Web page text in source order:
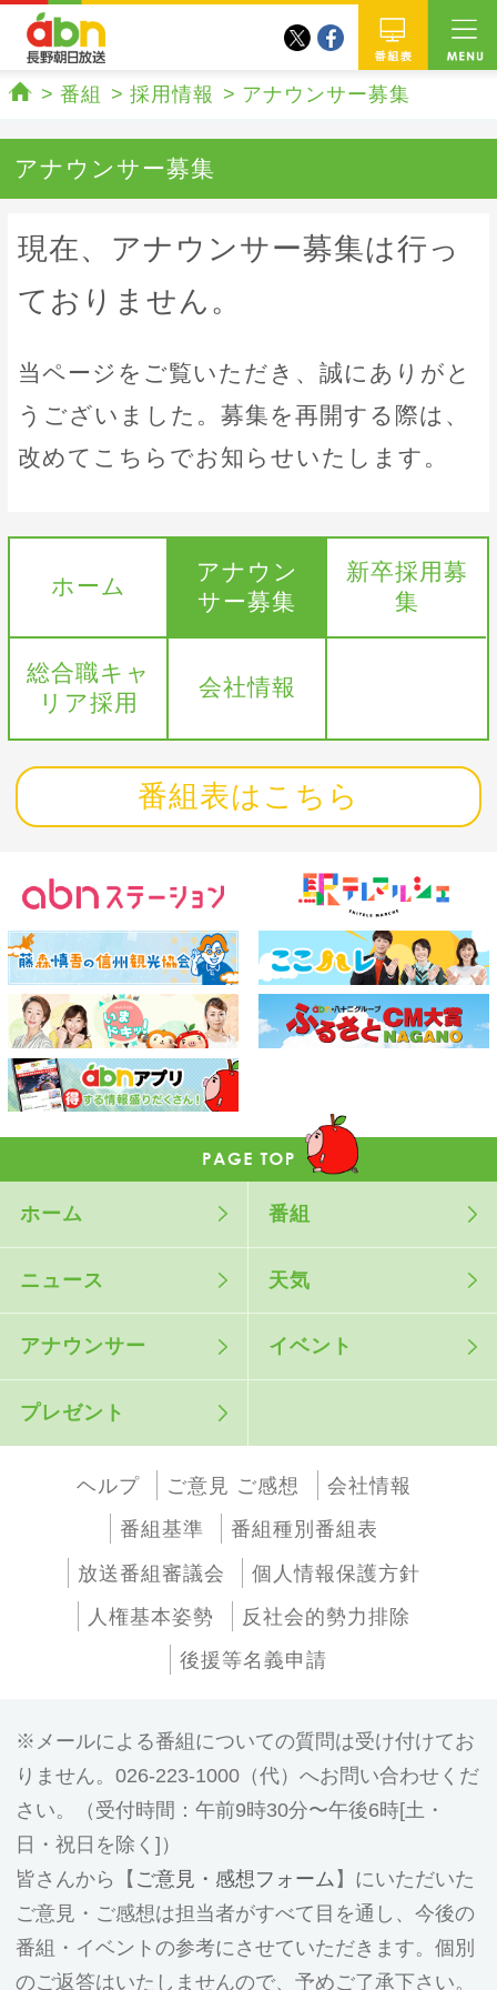
twitterfacebook
番組 採用情報 アナウンサー募集
アナウンサー募集
現在、アナウンサー募集は行っ
ておりません。
当ページをご覧いただき、誠にありがと
うございました。募集を再開する際は、
改めてこちらでお知らせいたします。
ホーム
アナウン
サー募集
新卒採用募
集
総合職キャ
リア採用
会社情報
番組表はこちら
ホーム 番組
ニュース 天気
アナウンサー イベント
プレゼント
ヘルプ ご意見 ご感想
会社情報
番組基準
番組種別番組表
放送番組審議会
個人情報保護方針
人権基本姿勢
反社会的勢力排除
後援等名義申請
メールによる番組についての質問は受け付けてお
りません。026-223-1000（代）へお問い合わせくだ
さい。（受付時間：午前9時30分〜午後6時[土・
日・祝日を除く]）
皆さんから【 ご意見・感想フォーム 】にいただいた
ご意見・ご感想は担当者がすべて目を通し、今後の
番組・イベントの参考にさせていただきます。個別
のご返答はいたしませんので、予めご了承下さい。